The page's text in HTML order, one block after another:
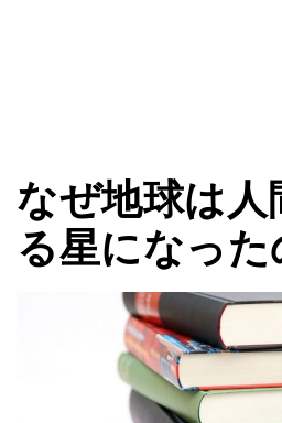
なぜ地球は人
る星になった